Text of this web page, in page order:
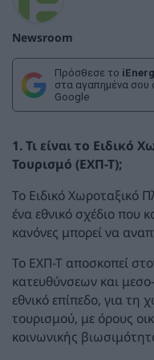
Newsroom
Πρόσθεσε το
στα αγαπημένα σου
Google
1. Τι είναι το Ειδικό
Τουρισμό (ΕΧΠ-Τ);
Το Ειδικό Χωροταξικό
ένα εθνικό σχέδιο που
κανόνες μπορεί να
To ΕΧΠ-Τ αποσκοπεί
κατευθύνσεων και
εθνικό επίπεδο, για
τουρισμού, με όρους
κοινωνικής